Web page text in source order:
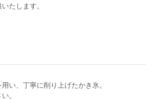
たします。
い、丁寧に削り上げたかき氷。
。